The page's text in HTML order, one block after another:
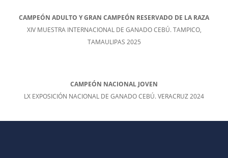
CAMPEÓN ADULTO Y GRAN CAMPEÓN RESERVADO DE LA RAZA
XIV MUESTRA INTERNACIONAL DE GANADO CEBÚ. TAMPICO,
TAMAULIPAS 2025
CAMPEÓN NACIONAL JOVEN
LX EXPOSICIÓN NACIONAL DE GANADO CEBÚ. VERACRUZ 2024